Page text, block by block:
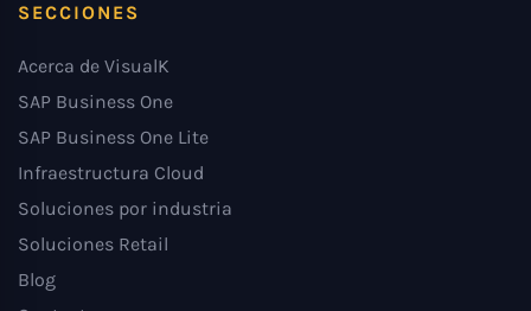
SECCIONES
Acerca de VisualK
SAP Business One
SAP Business One Lite
Infraestructura Cloud
Soluciones por industria
Soluciones Retail
Blog